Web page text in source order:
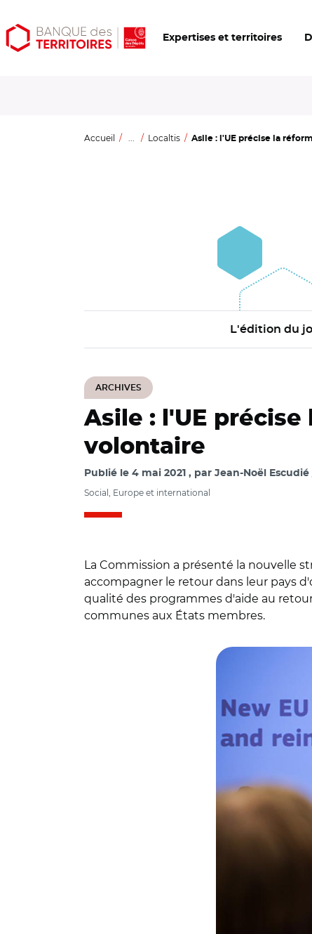
Aller
au
Aller
au
Ouvrir
les
Expertises et territoires
Accueil ... Localtis Asile : l'UE précise la
L'édition du
ARCHIVES
Asile : l'UE
volontaire
Publié le 4 mai 2021 par Jean-Noël
Social, Europe et international
La Commission a présenté la nouvelle
accompagner le retour dans leur pays
qualité des programmes d'aide au
communes aux États membres.